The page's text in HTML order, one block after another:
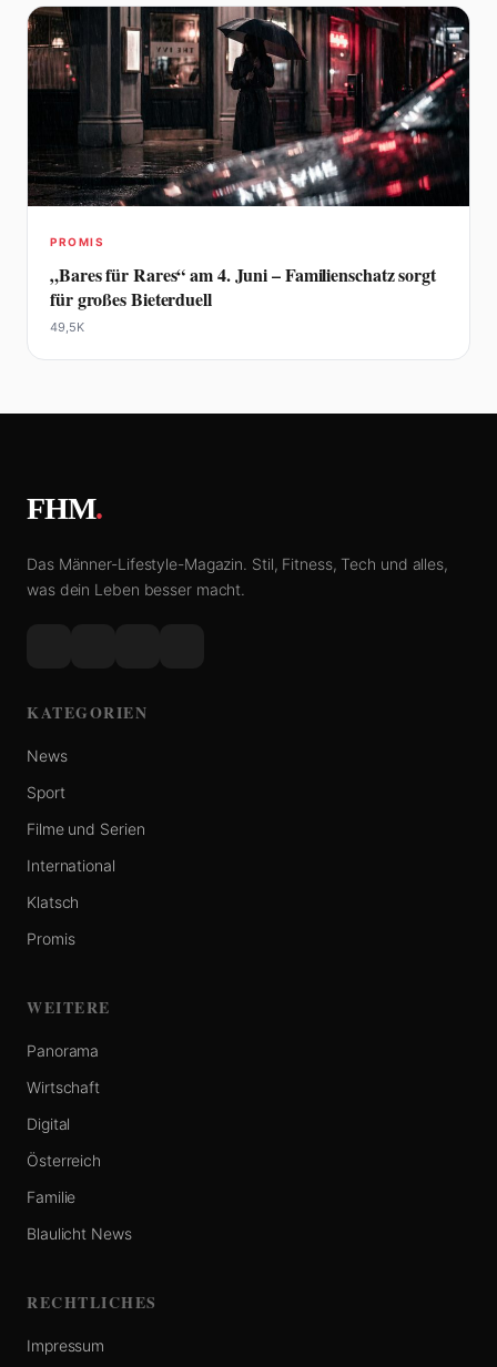
PROMIS
„Bares für Rares“ am 4. Juni – Familienschatz sorgt
für großes Bieterduell
49,5K
FHM.
Das Männer-Lifestyle-Magazin. Stil, Fitness, Tech und alles,
was dein Leben besser macht.
KATEGORIEN
News
Sport
Filme und Serien
International
Klatsch
Promis
WEITERE
Panorama
Wirtschaft
Digital
Österreich
Familie
Blaulicht News
RECHTLICHES
Impressum